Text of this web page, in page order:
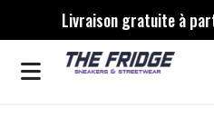
Livraison gratuite à